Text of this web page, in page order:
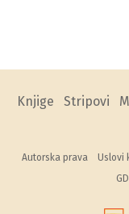
Knjige Stripovi
Autorska prava Uslovi